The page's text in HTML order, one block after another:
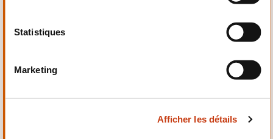
Statistiques
Marketing
Afficher les détails